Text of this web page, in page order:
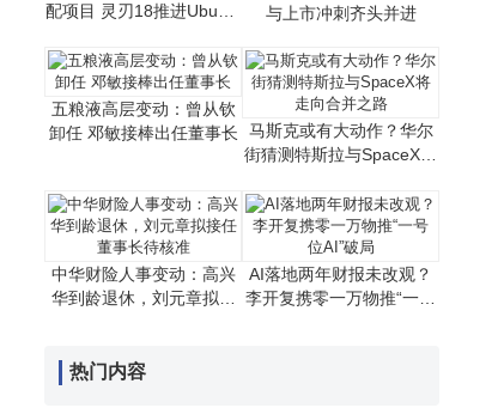
配项目 灵刃18推进Ubuntu
步
与上市冲刺齐头并进
五粮液高层变动：曾从钦
卸任 邓敏接棒出任董事长
马斯克或有大动作？华尔
街猜测特斯拉与SpaceX将
中华财险人事变动：高兴
华到龄退休，刘元章拟接
AI落地两年财报未改观？
李开复携零一万物推“一号
热门内容